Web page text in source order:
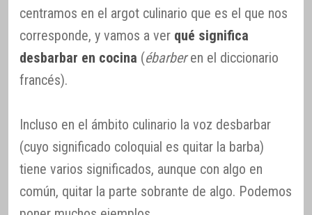
centramos en el argot culinario que es el que nos
corresponde, y vamos a ver qué significa
desbarbar en cocina (ébarberen el diccionario
francés).
Incluso en el ámbito culinario la voz desbarbar
(cuyo significado coloquial es quitar la barba)
tiene varios significados, aunque con algo en
común, quitar la parte sobrante de algo. Podemos